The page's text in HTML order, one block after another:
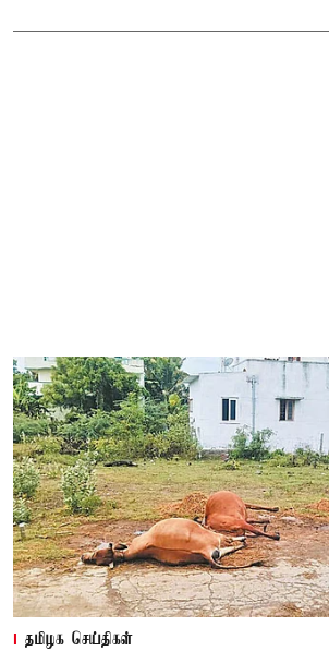
தமிழக செய்திகள்